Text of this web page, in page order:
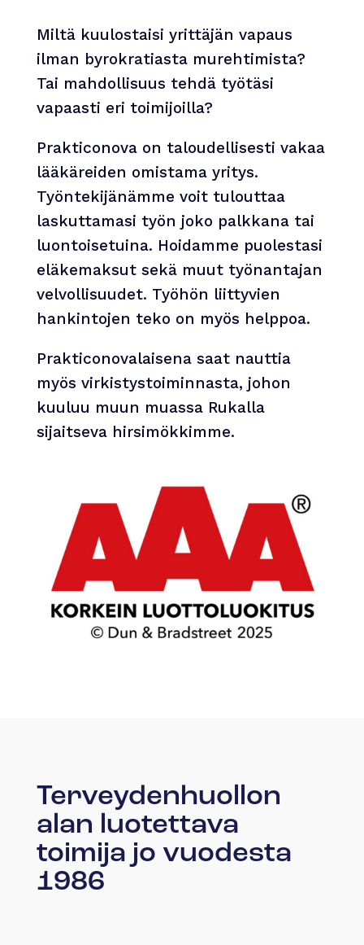
Miltä kuulostaisi yrittäjän vapaus
ilman byrokratiasta murehtimista?
Tai mahdollisuus tehdä työtäsi
vapaasti eri toimijoilla?
Prakticonova on taloudellisesti vakaa
lääkäreiden omistama yritys.
Työntekijänämme voit tulouttaa
laskuttamasi työn joko palkkana tai
luontoisetuina. Hoidamme puolestasi
eläkemaksut sekä muut työnantajan
velvollisuudet. Työhön liittyvien
hankintojen teko on myös helppoa.
Prakticonovalaisena saat nauttia
myös virkistystoiminnasta, johon
kuuluu muun muassa Rukalla
sijaitseva hirsimökkimme.
Terveydenhuollon
alan luotettava
toimija jo vuodesta
1986